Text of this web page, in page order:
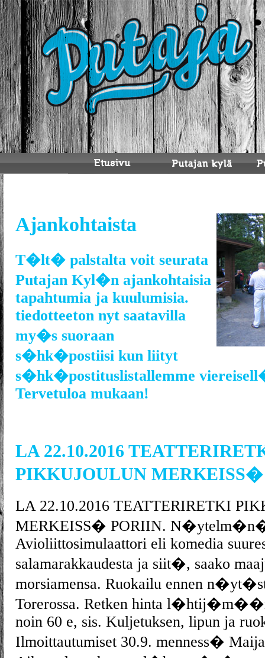
Ajankohtaista
T�lt� palstalta voit seurata
Putajan Kyl�n ajankohtaisia
tapahtumia ja kuulumisia.
tiedotteeton nyt saatavilla
my�s suoraan
s�hk�postiisi kun liityt
s�hk�postituslistallemme
Tervetuloa mukaan!
LA 22.10.2016
PIKKUJOULUN
LA 22.10.2016 TEATTERIRETKI
MERKEISS� PORIIN.
Avioliittosimulaattori eli komedia
salamarakkaudesta ja siit�, saako
morsiamensa. Ruokailu ennen
Torerossa. Retken hinta
noin 60 e, sis. Kuljetuksen, lipun ja
Ilmoittautumiset 30.9. menness�